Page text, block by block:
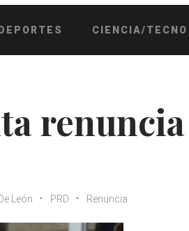
DEPORTES CIENCIA/TECNO
León PRD Renuncia